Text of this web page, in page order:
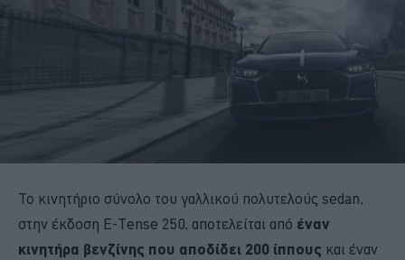
Το κινητήριο σύνολο του γαλλικού πολυτελούς sedan,
στην έκδοση Ε-Tense 250, αποτελείται από έναν
κινητήρα βενζίνης που αποδίδει 200 ίππους και έναν